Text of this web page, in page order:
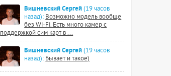
Вишневский Сергей (19 часов
назад): Возможно модель вообще
без Wi-Fi. Есть много камер с
поддержкой сим карт в ...
Вишневский Сергей (19 часов
назад): Бывает и такое)